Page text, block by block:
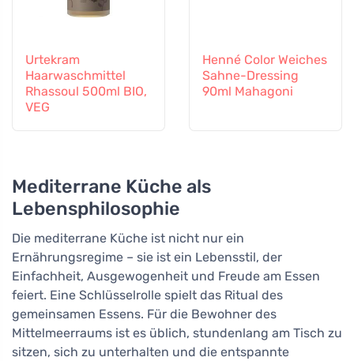
Urtekram
Haarwaschmittel
Rhassoul 500ml BIO,
VEG
Henné Color Weiches
Sahne-Dressing
90ml Mahagoni
Mediterrane Küche als
Lebensphilosophie
Die mediterrane Küche ist nicht nur ein
Ernährungsregime – sie ist ein Lebensstil, der
Einfachheit, Ausgewogenheit und Freude am Essen
feiert. Eine Schlüsselrolle spielt das Ritual des
gemeinsamen Essens. Für die Bewohner des
Mittelmeerraums ist es üblich, stundenlang am Tisch zu
sitzen, sich zu unterhalten und die entspannte